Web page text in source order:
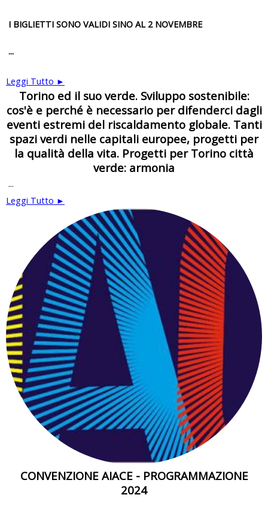
I BIGLIETTI SONO VALIDI SINO AL 2 NOVEMBRE
...
Leggi Tutto ►
Torino ed il suo verde. Sviluppo sostenibile:
cos'è e perché è necessario per difenderci dagli
eventi estremi del riscaldamento globale. Tanti
spazi verdi nelle capitali europee, progetti per
la qualità della vita. Progetti per Torino città
verde: armonia
...
Leggi Tutto ►
CONVENZIONE AIACE - PROGRAMMAZIONE
2024